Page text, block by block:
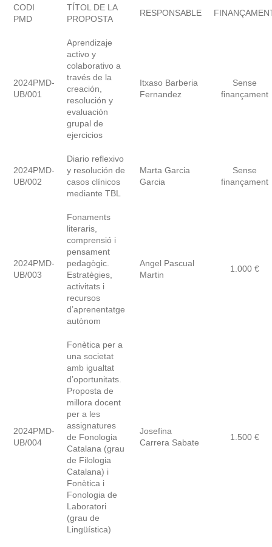
CODI
PMD
TÍTOL DE LA
PROPOSTA
RESPONSABLE
2024PMD-
UB/001
Aprendizaje
activo y
colaborativo a
través de la
creación,
resolución y
evaluación
grupal de
ejercicios
Itxaso Barberia
Fernandez
Sense
finançament
2024PMD-
UB/002
Diario reflexivo
y resolución de
casos clínicos
mediante TBL
Marta Garcia
Garcia
Sense
finançament
2024PMD-
UB/003
Fonaments
literaris,
comprensió i
pensament
pedagògic.
Estratègies,
activitats i
recursos
d’aprenentatge
autònom
Angel Pascual
Martin
1.000 €
2024PMD-
UB/004
Fonètica per a
una societat
amb igualtat
d’oportunitats.
Proposta de
millora docent
per a les
assignatures
de Fonologia
Catalana (grau
de Filologia
Catalana) i
Fonètica i
Fonologia de
Laboratori
(grau de
Lingüística)
Josefina
Carrera Sabate
1.500 €